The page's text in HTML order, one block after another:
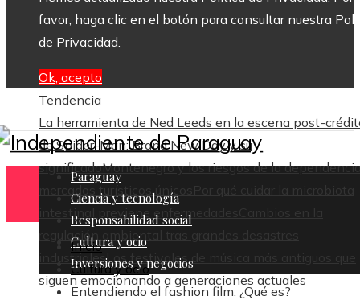
favor, haga clic en el botón para consultar nuestra
de Privacidad.
Ok, acepto
Tendencia
La herramienta de Ned Leeds en la escena post-
de Spider-Man: Brand New Day y su
significadoMontenegro y los riesgos de la
mercados turísticos únicos
Por qué cuidar la microbiota
intestinal previene enfermedades
Cambios en la
regulación ambiental tras grandes desastres
industrialesLos festivales de música más antiguos que
siguen emocionando a generaciones actuales
Paraguay
Ciencia y tecnología
Responsabilidad social
Cultura y ocio
Inversiones y negocios
Inicio
Cultura y ocio
Entendiendo el fashion film: ¿Qué es?